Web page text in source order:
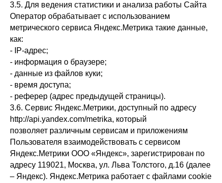
3.5. Для ведения статистики и анализа работы Сайта
Оператор обрабатывает с использованием
метрического сервиса Яндекс.Метрика такие данные,
как:
- IP-адрес;
- информация о браузере;
- данные из файлов куки;
- время доступа;
- реферер (адрес предыдущей страницы).
3.6. Сервис Яндекс.Метрики, доступный по адресу
http://api.yandex.com/metrika, который
позволяет различным сервисам и приложениям
Пользователя взаимодействовать с сервисом
Яндекс.Метрики ООО «Яндекс», зарегистрирован по
адресу 119021, Москва, ул. Льва Толстого, д.16 (далее
– Яндекс). Яндекс.Метрика работает с файлами cookie